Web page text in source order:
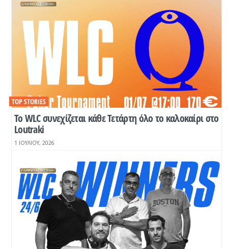
Το WLC συνεχίζεται κάθε Τετάρτη όλο το καλοκαίρι στο
Loutraki
TOP STORIES
1 ΙΟΥΛΊΟΥ, 2026